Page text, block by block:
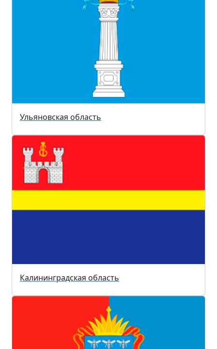
Ульяновская область
Калининградская область